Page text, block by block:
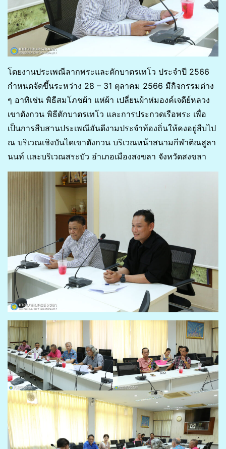
โดยงานประเพณีลากพระและตักบาตรเทโว ประจำปี 2566
กำหนดจัดขึ้นระหว่าง 28 – 31 ตุลาคม 2566 มีกิจกรรมต่าง
ๆ อาทิเช่น พิธีสมโภชผ้า แห่ผ้า เปลี่ยนผ้าห่มองค์เจดีย์หลวง
เขาตังกวน พิธีตักบาตรเทโว และการประกวดเรือพระ เพื่อ
เป็นการสืบสานประเพณีอันดีงามประจำท้องถิ่นให้คงอยู่สืบไป
ณ บริเวณเชิงบันไดเขาตังกวน บริเวณหน้าสนามกีฬาติณสูลา
นนท์ และบริเวณสระบัว อำเภอเมืองสงขลา จังหวัดสงขลา